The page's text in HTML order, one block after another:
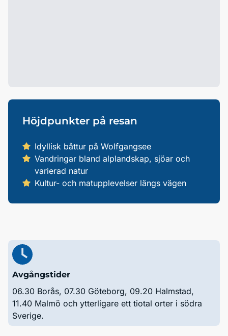
Höjdpunkter på resan
Idyllisk båttur på Wolfgangsee
Vandringar bland alplandskap, sjöar och
varierad natur
Kultur- och matupplevelser längs vägen
Avgångstider
06.30 Borås, 07.30 Göteborg, 09.20 Halmstad,
11.40 Malmö och ytterligare ett tiotal orter i södra
Sverige.